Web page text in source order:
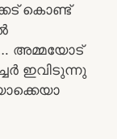
കൊണ്ട്
അമ്മയോട്
ഇവിടുന്നു